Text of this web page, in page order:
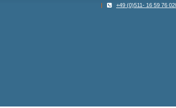
| +49 (0)511- 16 59 76